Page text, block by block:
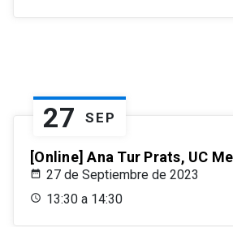
27 SEP
[Online] Ana Tur Prats, UC
27 de Septiembre de 2023
13:30 a 14:30